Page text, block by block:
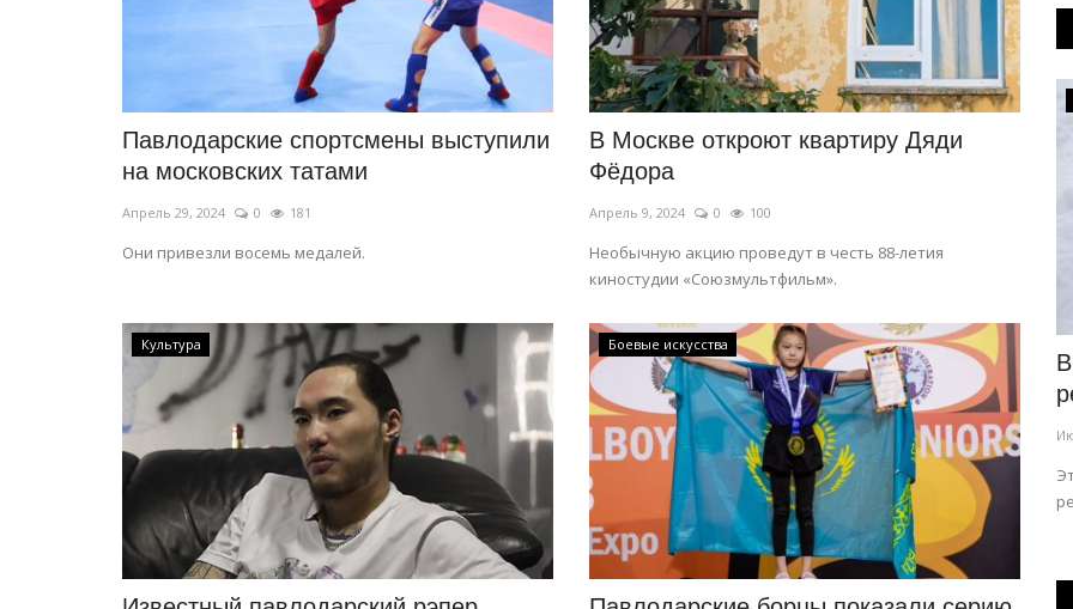
Павлодарские спортсмены выступили
на московских татами
Апрель 29, 2024 0 181
Они привезли восемь медалей.
В Москве откроют квартиру Дяди
Фёдора
Апрель 9, 2024 0 100
Необычную акцию проведут в честь 88-летия
киностудии «Союзмультфильм».
Культура Боевые искусства
имени Г. Султанова
ПАВЛОДАРСКАЯ ОБЛАСТЬ
Шквальный ветер и жара: погода в
Павлодарской области 3...
Авг 3, 2026 0 785
Скорость ветра 9-14 метров в секунду, на западе,
севере, востоке области 15-20,...
OFFICIAL
Два дня часть автобусов Павлодара
будет ездить непривычно
Июль 31, 2026 0 119
Это связано с дорожным ремонтом.